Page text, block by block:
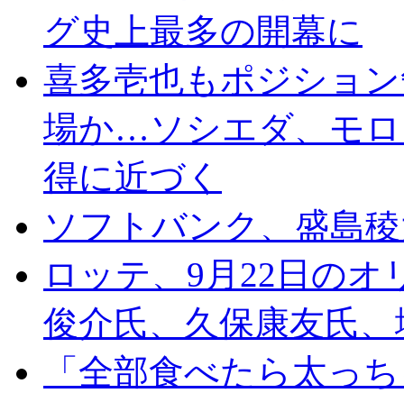
グ史上最多の開幕に
喜多壱也もポジショ
場か…ソシエダ、モ
得に近づく
ソフトバンク、盛島
ロッテ、9月22日の
俊介氏、久保康友氏
「全部食べたら太っ